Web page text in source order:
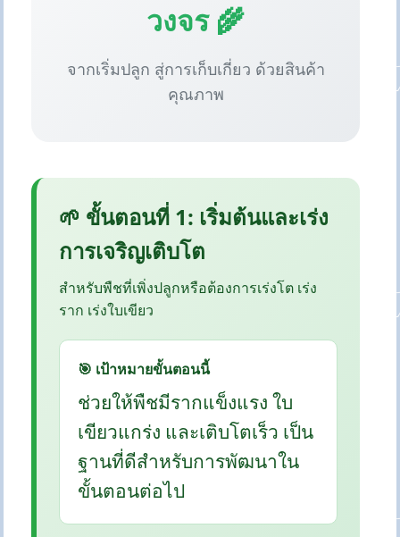
วงจร 🌾
จากเริ่มปลูก สู่การเก็บเกี่ยว ด้วยสินค้า
คุณภาพ
🌱 ขั้นตอนที่ 1: เริ่มต้นและเร่ง
การเจริญเติบโต
สำหรับพืชที่เพิ่งปลูกหรือต้องการเร่งโต เร่ง
ราก เร่งใบเขียว
🎯 เป้าหมายขั้นตอนนี้
ช่วยให้พืชมีรากแข็งแรง ใบ
เขียวแกร่ง และเติบโตเร็ว เป็น
ฐานที่ดีสำหรับการพัฒนาใน
ขั้นตอนต่อไป